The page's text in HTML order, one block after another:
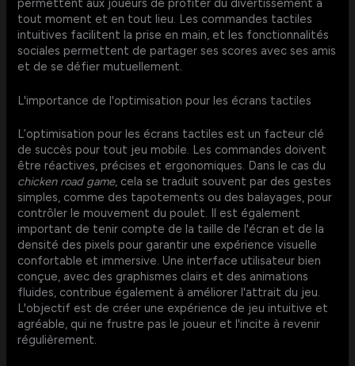
tout moment et en tout lieu. Les commandes tactiles
intuitives facilitent la prise en main, et les fonctionnalités
sociales permettent de partager ses scores avec ses amis
et de se défier mutuellement.
L'importance de l'optimisation pour les écrans tactiles
L’optimisation pour les écrans tactiles est un facteur clé
de succès pour tout jeu mobile. Les commandes doivent
être réactives, précises et ergonomiques. Dans le cas du
chicken road game, cela se traduit souvent par des gestes
simples, comme des tapotements ou des balayages, pour
contrôler le mouvement du poulet. Il est également
important de tenir compte de la taille de l'écran et de la
densité des pixels pour garantir une expérience visuelle
confortable et immersive. Une interface utilisateur bien
conçue, avec des graphismes clairs et des animations
fluides, contribue également à améliorer l'attrait du jeu.
L'objectif est de créer une expérience de jeu intuitive et
agréable, qui ne frustre pas le joueur et l'incite à revenir
régulièrement.